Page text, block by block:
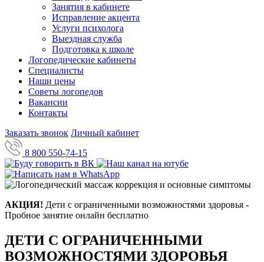
Занятия в кабинете
Исправление акцента
Услуги психолога
Выездная служба
Подготовка к школе
Логопедические кабинеты
Специалисты
Наши цены
Советы логопедов
Вакансии
Контакты
Заказать звонок Личный кабинет
8 800 550-74-15
АКЦИЯ! Дети с ограниченными возможностями здоровья -
Пробное занятие онлайн бесплатно
ДЕТИ С ОГРАНИЧЕННЫМИ
ВОЗМОЖНОСТЯМИ ЗДОРОВЬЯ